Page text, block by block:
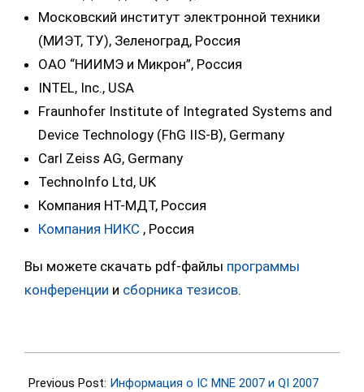
Московский институт электронной техники
(МИЭТ, ТУ), Зеленоград, Россия
OAO “НИИМЭ и Микрон”, Россия
INTEL, Inc., USA
Fraunhofer Institute of Integrated Systems and
Device Technology (FhG IIS-B), Germany
Carl Zeiss AG, Germany
TechnoInfo Ltd, UK
Компания НТ-МДТ, Россия
Компания НИКС , Россия
Вы можете скачать pdf-файлы программы
конференции и сборника тезисов.
04-
Previous Post: Информация о IC MNE 2007 и QI 2007